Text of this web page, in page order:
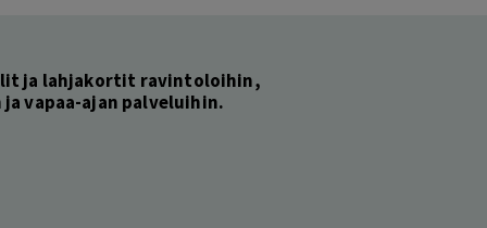
ja lahjakortit ravintoloihin,
vapaa-ajan palveluihin.